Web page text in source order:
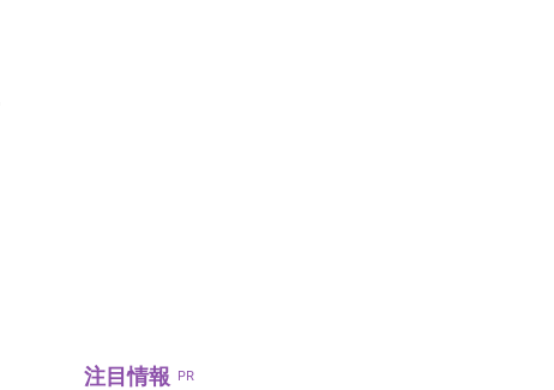
注目情報 PR